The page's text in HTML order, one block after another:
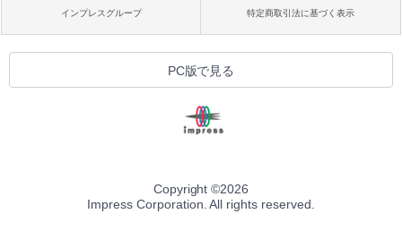
インプレスグループ 特定商取引法に基づく表示
PC版で見る
Copyright ©2026
Impress Corporation. All rights reserved.